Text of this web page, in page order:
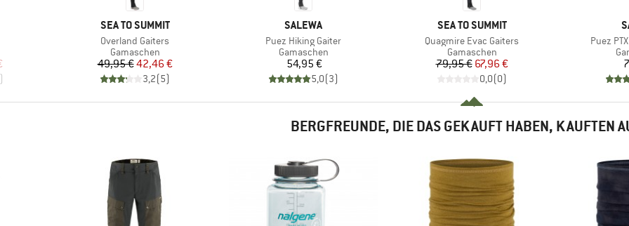
Preis
MARKE
SEA TO SUMMIT
Artikel
Overland Gaiters
Produktgruppe
Gamaschen
Preis
49,95 €reduzierter Preis
42,46 €
3,2(5)
MARKE
SALEWA
Artikel
Puez Hiking Gaiter
Produktgruppe
Gamaschen
Preis
54,95 €
5,0(3)
MARKE
SEA TO SUMMIT
Artikel
Quagmire Evac Gaiters
Produktgruppe
Gamaschen
Preis
79,95 €reduzierter Preis
67,96 €
0,0(0)
Artikel
Puez
BERGFREUNDE, DIE DAS GEKAUFT HABEN, KAUFTEN